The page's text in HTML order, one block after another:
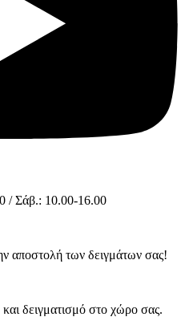
/ Σάβ.: 10.00-16.00
αποστολή των δειγμάτων σας!
δειγματισμό στο χώρο σας.